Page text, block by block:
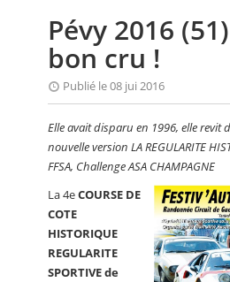
ANNUAIRES
PETITES ANNONCES
Pévy 2016
bon cru !
Publié le 08 jui 2016
Elle avait disparu en 1996, elle revit
nouvelle version LA REGULARITE
FFSA, Challenge ASA CHAMPAGNE
La 4eCOURSE DE
COTE
HISTORIQUE
REGULARITE
SPORTIVE de